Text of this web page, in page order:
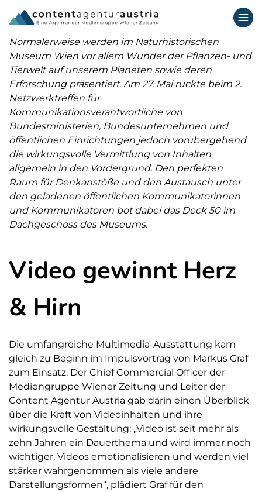
Normalerweise werden im Naturhistorischen
Museum Wien vor allem Wunder der Pflanzen- und
Tierwelt auf unserem Planeten sowie deren
Erforschung präsentiert. Am 27. Mai rückte beim 2.
Netzwerktreffen für
Kommunikationsverantwortliche von
Bundesministerien, Bundesunternehmen und
öffentlichen Einrichtungen jedoch vorübergehend
die wirkungsvolle Vermittlung von Inhalten
allgemein in den Vordergrund. Den perfekten
Raum für Denkanstöße und den Austausch unter
den geladenen öffentlichen Kommunikatorinnen
und Kommunikatoren bot dabei das Deck 50 im
Dachgeschoss des Museums.
Video gewinnt Herz
& Hirn
Die umfangreiche Multimedia-Ausstattung kam
gleich zu Beginn im Impulsvortrag von Markus Graf
zum Einsatz. Der Chief Commercial Officer der
Mediengruppe Wiener Zeitung und Leiter der
Content Agentur Austria gab darin einen Überblick
über die Kraft von Videoinhalten und ihre
wirkungsvolle Gestaltung: „Video ist seit mehr als
zehn Jahren ein Dauerthema und wird immer noch
wichtiger. Videos emotionalisieren und werden viel
stärker wahrgenommen als viele andere
Darstellungsformen“, plädiert Graf für den